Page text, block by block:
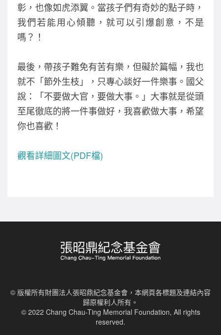
彰，也像如虎添翼。當孩子們有奇妙的點子時，
我們若能用心傾聽，就可以引爆創意，不是
嗎？！
最後，帶孩子難免有苦有樂，但礙於篇幅，我也
就不「節外生枝」，只專心談好一件樂事。國父
說：「不要做大官，要做大事。」大事就是從頭
至尾徹底的將一件事做好，我喜歡做大事，希望
你也喜歡！
觀看詳細圖文(PDF檔)
© 版權所有財團法人張昭鼎紀念基金會，本網頁各標題及連結內容
歸原權利人所有。
© 2022 Chang Chau-Ting Memorial Foundation, All rights
reserved.